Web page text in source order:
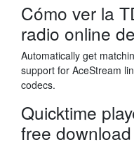
Cómo ver la
radio online
Automatically get
support for AceStream
codecs.
Quicktime
free download